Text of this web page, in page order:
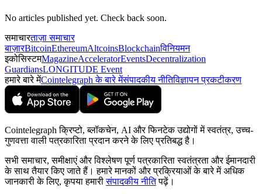
No articles published yet. Check back soon.
समाचारताज़ा समाचार
बाज़ारBitcoinEthereumAltcoinsBlockchainविनियमन
इकोसिस्टमMagazineAcceleratorEventsDecentralization
GuardiansLONGITUDE Event
हमारे बारे मेंCointelegraph के बारे मेंसंपादकीय नीतिविज्ञापन प्रकटीकरण
Cointelegraph क्रिप्टो, ब्लॉकचेन, AI और फिनटेक उद्योगों में स्वतंत्र, उच्च-
गुणवत्ता वाली पत्रकारिता प्रदान करने के लिए प्रतिबद्ध है।
सभी समाचार, समीक्षाएं और विश्लेषण पूर्ण पत्रकारिता स्वतंत्रता और ईमानदारी
के साथ तैयार किए जाते हैं। हमारे मानकों और प्रक्रियाओं के बारे में अधिक
जानकारी के लिए, कृपया हमारीसंपादकीय नीतिपढ़ें।